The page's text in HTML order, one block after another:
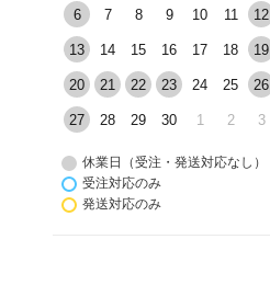
6 7 8 9 10 11 12
13 14 15 16 17 18 19
20 21 22 23 24 25 26
27 28 29 30 1 2 3
休業日（受注・発送対応なし）
受注対応のみ
発送対応のみ